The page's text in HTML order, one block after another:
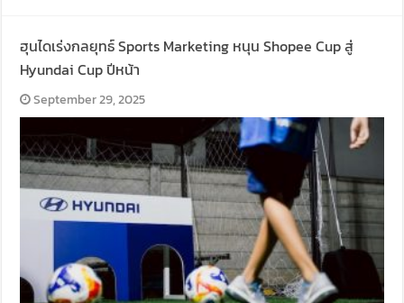
ฮุนไดเร่งกลยุทธ์ Sports Marketing หนุน Shopee Cup สู่
Hyundai Cup ปีหน้า
September 29, 2025